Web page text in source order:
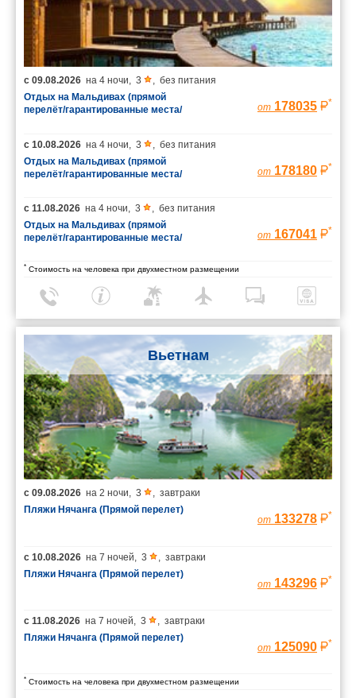
с 09.08.2026 на 4 ночи 3
без питания
Отдых на Мальдивах (прямой
перелёт/гарантированные места/
от 178035 *
с 10.08.2026 на 4 ночи 3
без питания
Отдых на Мальдивах (прямой
перелёт/гарантированные места/
от 178180 *
с 11.08.2026 на 4 ночи 3
без питания
Отдых на Мальдивах (прямой
перелёт/гарантированные места/
от 167041 *
* Стоимость на человека при двухместном размещении
Вьетнам
с 09.08.2026 на 2 ночи, 3 , завтраки
Пляжи Нячанга (Прямой перелет)
от 133278 *
с 10.08.2026 на 7 ночей, 3 , завтраки
Пляжи Нячанга (Прямой перелет)
от 143296 *
с 11.08.2026 на 7 ночей, 3 , завтраки
Пляжи Нячанга (Прямой перелет)
от 125090 *
* Стоимость на человека при двухместном размещении